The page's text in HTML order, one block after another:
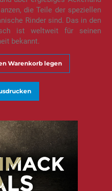
die Teile der speziellen
Rinder sind. Das in den
ist weltweit für seinen
bekannt.
Warenkorb legen